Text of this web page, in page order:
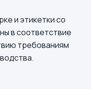
и этикетки со
в соответствие
требованиям